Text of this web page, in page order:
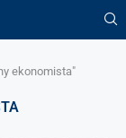
ekonomista"